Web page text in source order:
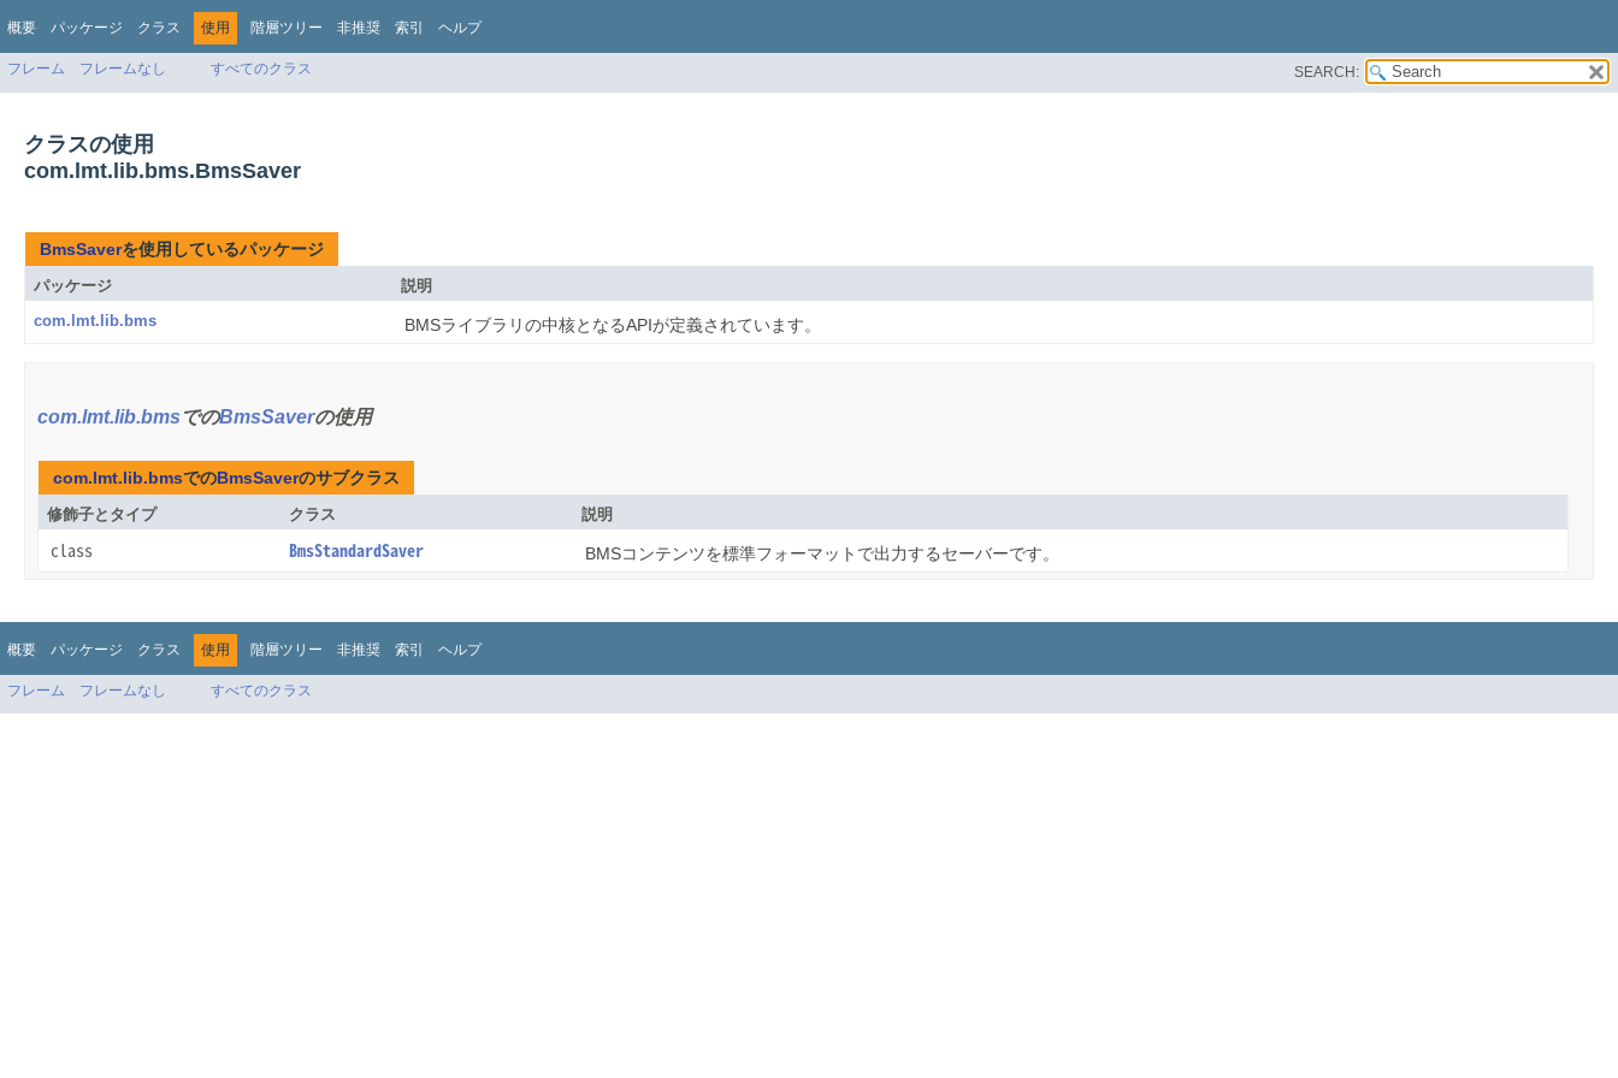
概要 パッケージ クラス 使用 階層ツリー 非推奨 索引 ヘルプ
フレーム フレームなし すべてのクラス SEARCH:
クラスの使用
com.lmt.lib.bms.BmsSaver
BmsSaverを使用しているパッケージ
パッケージ
説明
com.lmt.lib.bms
BMSライブラリの中核となるAPIが定義されています。
com.lmt.lib.bms でのBmsSaverの使用
com.lmt.lib.bmsでのBmsSaverのサブクラス
修飾子とタイプ クラス 説明
class BmsStandardSaver BMSコンテンツを標準フォーマットで出力するセーバーです。
概要 パッケージ クラス 使用 階層ツリー 非推奨 索引 ヘルプ
フレーム フレームなし すべてのクラス